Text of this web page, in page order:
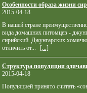
Особенности образа жизни
2015-04-18
В нашей стране
вида домашних питомцев -
сирийский. Джунгарских
отличить от...
[...]
Структура популяции
2015-04-18
Популяцией принято считать